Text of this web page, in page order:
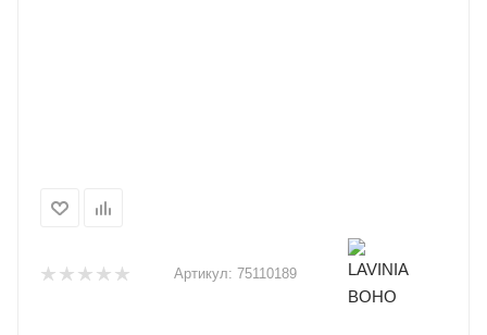
Артикул: 75110189